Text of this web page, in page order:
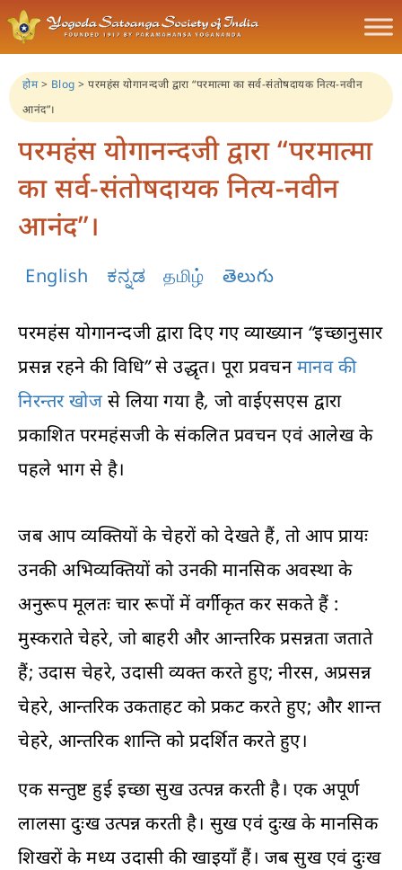
होम> Blog > परमहंस योगानन्दजी द्वारा “परमात्मा का सर्व-संतोषदायक नित्य-नवीन
आनंद”।
परमहंस योगानन्दजी द्वारा “परमात्मा
का सर्व-संतोषदायक नित्य-नवीन
आनंद”।
English ಕನ್ನಡ தமிழ் తెలుగు
परमहंस योगानन्दजी द्वारा दिए गए व्याख्यान “इच्छानुसार
प्रसन्न रहने की विधि” से उद्धृत। पूरा प्रवचनमानव की
निरन्तर खोजसे लिया गया है, जो वाईएसएस द्वारा
प्रकाशित परमहंसजी के संकलित प्रवचन एवं आलेख के
पहले भाग से है।
जब आप व्यक्तियों के चेहरों को देखते हैं, तो आप प्रायः
उनकी अभिव्यक्तियों को उनकी मानसिक अवस्था के
अनुरूप मूलतः चार रूपों में वर्गीकृत कर सकते हैं :
मुस्कराते चेहरे, जो बाहरी और आन्तरिक प्रसन्नता जताते
हैं; उदास चेहरे, उदासी व्यक्त करते हुए; नीरस, अप्रसन्न
चेहरे, आन्तरिक उकताहट को प्रकट करते हुए; और शान्त
चेहरे, आन्तरिक शान्ति को प्रदर्शित करते हुए।
एक सन्तुष्ट हुई इच्छा सुख उत्पन्न करती है। एक अपूर्ण
लालसा दुःख उत्पन्न करती है। सुख एवं दुःख के मानसिक
शिखरों के मध्य उदासी की खाइयाँ हैं। जब सुख एवं दुःख